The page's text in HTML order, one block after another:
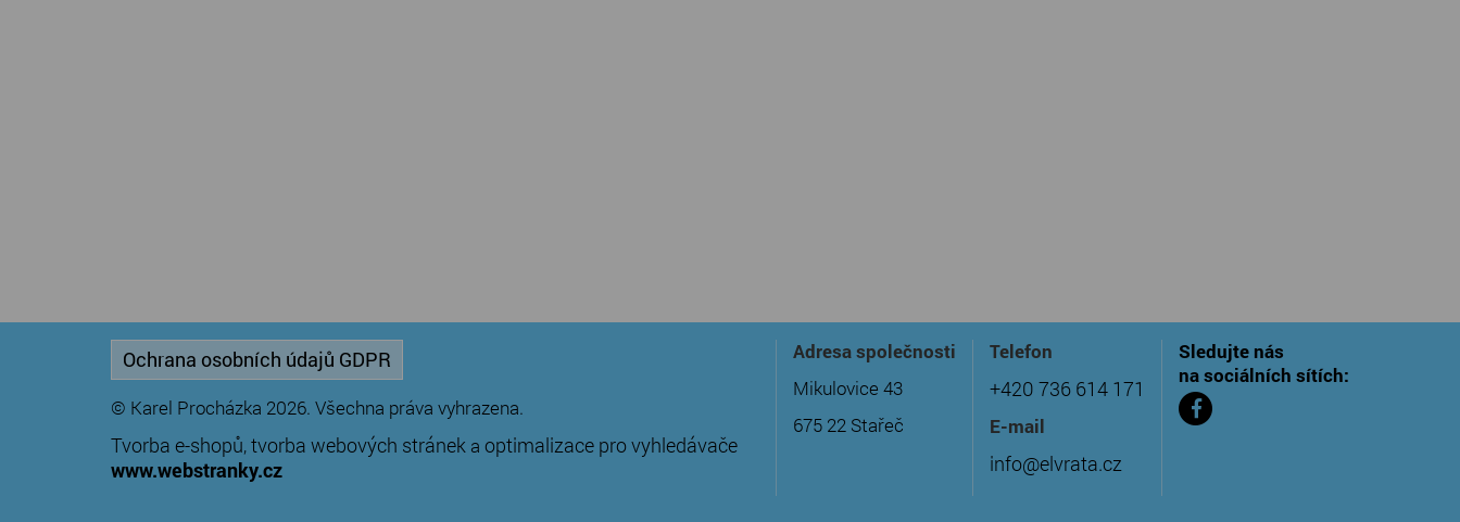
Sledujte nás
na sociálních sítích:
Telefon
+420 736 614 171
E-mail
info@elvrata.cz
Adresa společnosti
Mikulovice 43
675 22 Stařeč
Ochrana osobních údajů GDPR
© Karel Procházka 2026. Všechna práva vyhrazena.
Tvorba e-shopů,tvorba webových stránek a optimalizace pro vyhledávače
www.webstranky.cz